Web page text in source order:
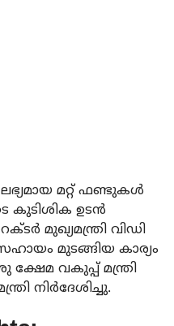
മറ്റ് ഫണ്ടുകള്‍
കുടിശിക ഉടന്‍
മുഖ്യമന്ത്രി വിഡി
മുടങ്ങിയ കാര്യം
വകുപ്പ് മന്ത്രി
നിര്‍ദേശിച്ചു.